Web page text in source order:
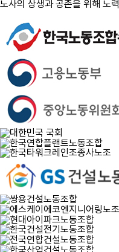
노사의 상생과 공존을 위해 노